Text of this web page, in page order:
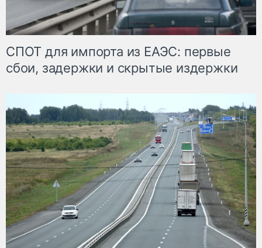
СПОТ для импорта из ЕАЭС: первые
сбои, задержки и скрытые издержки